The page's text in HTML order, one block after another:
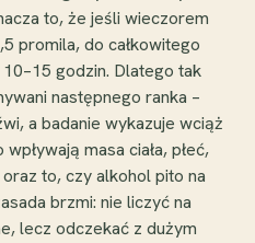
to, że jeśli wieczorem
promila, do całkowitego
godzin. Dlatego tak
następnego ranka –
a badanie wykazuje wciąż
masa ciała, płeć,
to, czy alkohol pito na
brzmi: nie liczyć na
lecz odczekać z dużym